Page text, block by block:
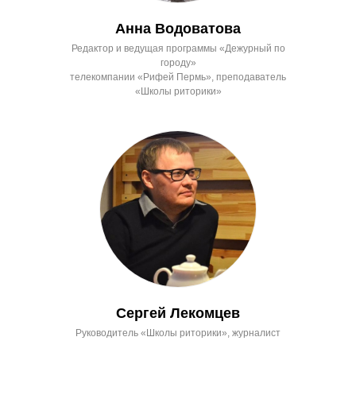
Анна Водоватова
Редактор и ведущая программы «Дежурный по
городу»
телекомпании «Рифей Пермь», преподаватель
«Школы риторики»
Сергей Лекомцев
Руководитель «Школы риторики», журналист